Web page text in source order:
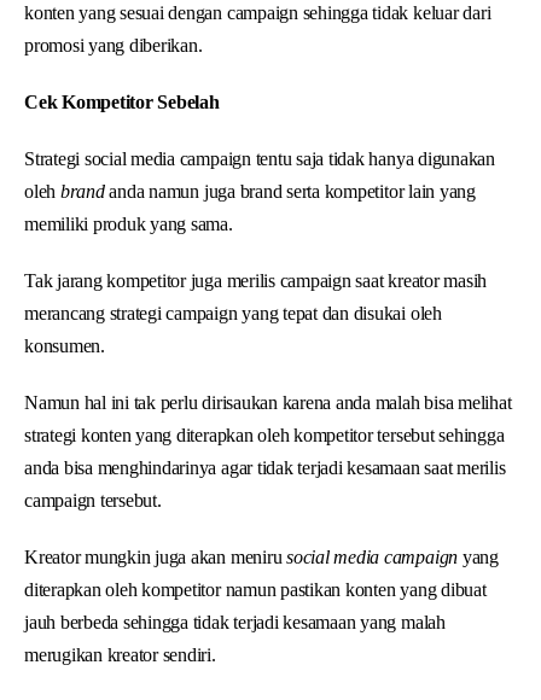
konten yang sesuai dengan campaign sehingga tidak keluar dari
promosi yang diberikan.
Cek Kompetitor Sebelah
Strategi social media campaign tentu saja tidak hanya digunakan
oleh brandanda namun juga brand serta kompetitor lain yang
memiliki produk yang sama.
Tak jarang kompetitor juga merilis campaign saat kreator masih
merancang strategi campaign yang tepat dan disukai oleh
konsumen.
Namun hal ini tak perlu dirisaukan karena anda malah bisa melihat
strategi konten yang diterapkan oleh kompetitor tersebut sehingga
anda bisa menghindarinya agar tidak terjadi kesamaan saat merilis
campaign tersebut.
Kreator mungkin juga akan menirusocial media campaign yang
diterapkan oleh kompetitor namun pastikan konten yang dibuat
jauh berbeda sehingga tidak terjadi kesamaan yang malah
merugikan kreator sendiri.